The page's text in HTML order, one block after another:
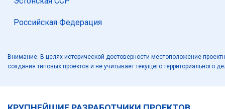
Российская Федерация
Внимание. В целях исторической достоверности местоположение
создания типовых проектов и не учитывает текущего территориального